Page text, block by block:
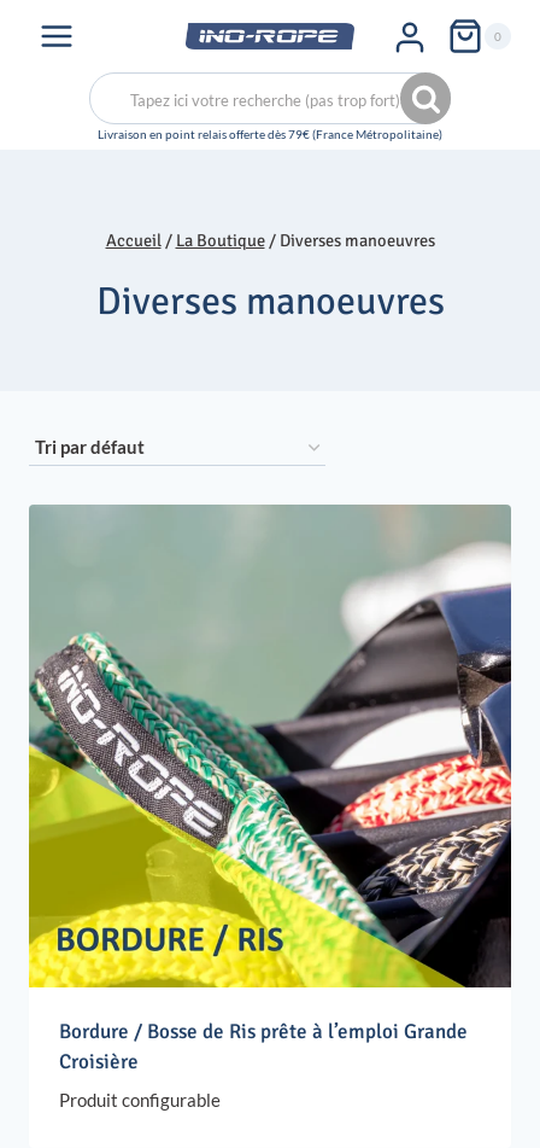
0
Recherche
pour :
Recherche
Accueil / La Boutique / Diverses manoeuvres
Diverses manoeuvres
Bordure / Bosse de Ris prête à l’emploi Grande
Croisière
Produit configurable